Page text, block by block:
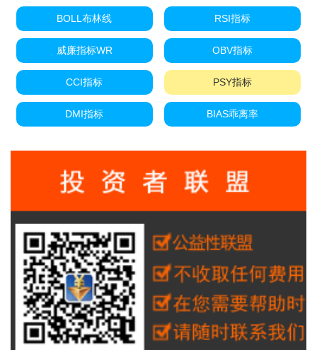
BOLL布林线 RSI指标
威廉指标WR OBV指标
CCI指标 PSY指标
DMI指标 BIAS乖离率